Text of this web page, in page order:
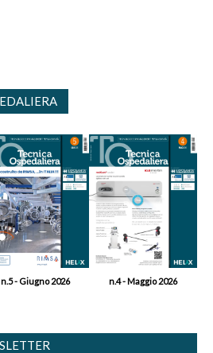
n.5 - Giugno 2026 n.4 - Maggio 2026